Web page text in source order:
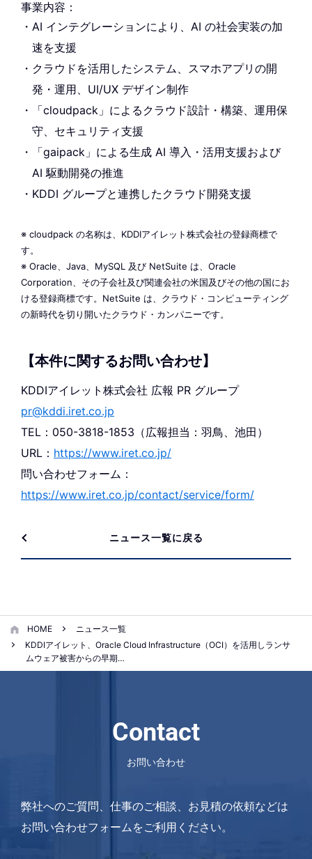
事業内容：
AI インテグレーションにより、AI の社会実装の加
速を支援
クラウドを活用したシステム、スマホアプリの開
発・運用、UI/UX デザイン制作
「cloudpack」によるクラウド設計・構築、運用保
守、セキュリティ支援
「gaipack」による生成 AI 導入・活用支援および
AI 駆動開発の推進
KDDI グループと連携したクラウド開発支援
※ cloudpack の名称は、KDDIアイレット株式会社の登録商標で
す。
※ Oracle、Java、MySQL 及び NetSuite は、Oracle
Corporation、その子会社及び関連会社の米国及びその他の国にお
ける登録商標です。NetSuite は、クラウド・コンピューティング
の新時代を切り開いたクラウド・カンパニーです。
【本件に関するお問い合わせ】
KDDIアイレット株式会社 広報 PR グループ
pr@kddi.iret.co.jp
TEL：050-3818-1853（広報担当：羽鳥、池田）
URL： https://www.iret.co.jp/
問い合わせフォーム：
https://www.iret.co.jp/contact/service/form/
ニュース一覧に戻る
HOME
ニュース一覧
KDDIアイレット、Oracle Cloud Infrastructure（OCI）を活用しランサ
ムウェア被害からの早期…
Contact
お問い合わせ
弊社へのご質問、仕事のご相談、お見積の依頼などは
お問い合わせフォームをご利用ください。